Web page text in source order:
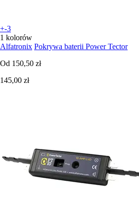
+-3
1 kolorów
Alfatronix Pokrywa baterii Power Tector
Od 150,50 zł
145,00 zł